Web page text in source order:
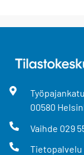
Työpajankatu
00580
Vaihde 029
Tietopalvelu